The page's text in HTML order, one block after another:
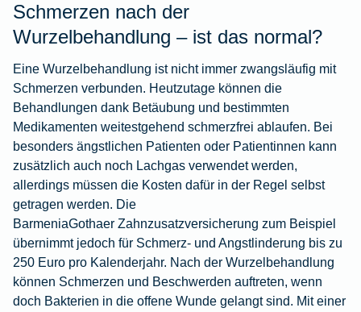
Schmerzen nach der
Wurzelbehandlung – ist das normal?
Eine Wurzelbehandlung ist nicht immer zwangsläufig mit
Schmerzen verbunden. Heutzutage können die
Behandlungen dank Betäubung und bestimmten
Medikamenten weitestgehend schmerzfrei ablaufen. Bei
besonders ängstlichen Patienten oder Patientinnen kann
zusätzlich auch noch Lachgas verwendet werden,
allerdings müssen die Kosten dafür in der Regel selbst
getragen werden. Die
BarmeniaGothaer Zahnzusatzversicherung zum Beispiel
übernimmt jedoch für Schmerz- und Angstlinderung bis zu
250 Euro pro Kalenderjahr. Nach der Wurzelbehandlung
können Schmerzen und Beschwerden auftreten, wenn
doch Bakterien in die offene Wunde gelangt sind. Mit einer